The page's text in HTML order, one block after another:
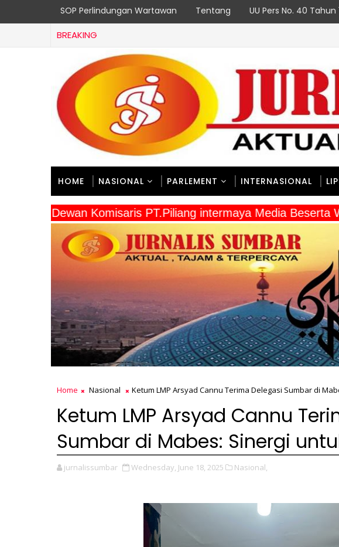
SOP Perlindungan Wartawan Tentang UU Pers No. 40 Tahun
BREAKING
HOME NASIONAL PARLEMENT INTERNASIONAL
" Dewan Komisaris PT.Piliang intermaya Media
Home Nasional Ketum LMP Arsyad Cannu Terima Delegasi Sumbar di
Ketum LMP Arsyad Cannu
Sumbar di Mabes: Sinergi
jurnalissumbar Wednesday, June 18, 2025 Nasional,